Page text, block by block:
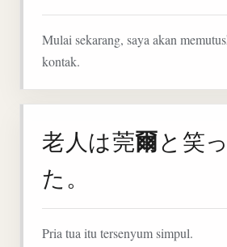
Mulai sekarang, saya akan
kontak.
老人は莞爾と笑っ
た。
Pria tua itu tersenyum simpul.